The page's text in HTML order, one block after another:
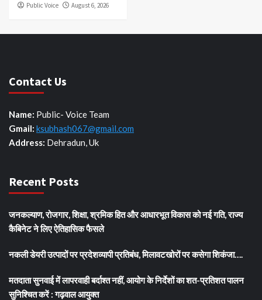
Public Voice August 6, 2026
Contact Us
Name: Public- Voice Team
Gmail: ksubhash067@gmail.com
Address: Dehradun, Uk
Recent Posts
जनकल्याण, रोजगार, शिक्षा, श्रमिक हित और आधारभूत विकास को नई गति, राज्य
कैबिनेट ने लिए ऐतिहासिक फैसले
नकली डेयरी उत्पादों पर प्रदेशव्यापी प्रतिबंध, मिलावटखोरों पर कसेगा शिकंजा….
मतदाता सुनवाई में लापरवाही बर्दाश्त नहीं, आयोग के निर्देशों का शत-प्रतिशत पालन
सुनिश्चित करें : गढ़वाल आयुक्त